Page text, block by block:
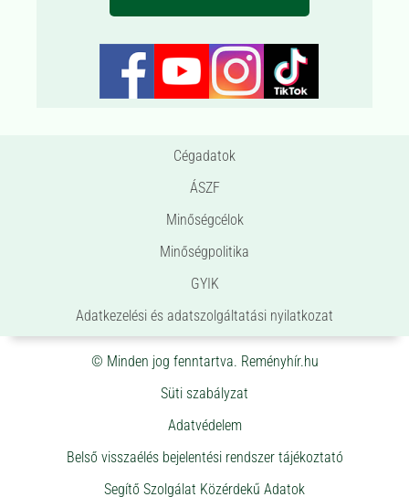
Cégadatok
ÁSZF
Minőségcélok
Minőségpolitika
GYIK
Adatkezelési és adatszolgáltatási nyilatkozat
© Minden jog fenntartva. Reményhír.hu
Süti szabályzat
Adatvédelem
Belső visszaélés bejelentési rendszer tájékoztató
Segítő Szolgálat Közérdekű Adatok